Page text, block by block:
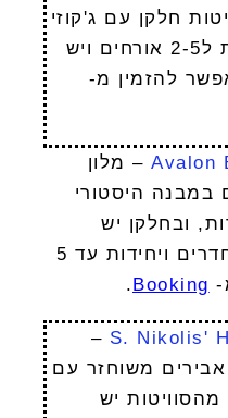
חלקן עם ג'קוזי
פרטי. היחידות מתאימות ל2-5 אורחים ויש
להזמין מ-
Avalon – מלון
במבנה היסטורי
ובחלקן יש
ג'קוזי/ספא פרטי. מציע חדרים ויחידות עד 5
Booking
.
S. Nikolis'
–
אבירים משוחזר עם
יש